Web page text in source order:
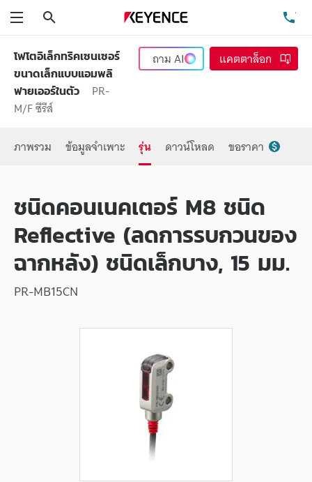
โฟโตอิเล็กทริคเซนเซอร์
ขนาดเล็กแบบแอมพลิ
ฟายเออร์ในตัว
PR-
M/F ซีรีส์
ถามAI แคตตาล็อก
ภาพรวม ข้อมูลจำเพาะ รุ่น ดาวน์โหลด ขอราคา
ชนิดคอนเนคเตอร์ M8 ชนิด
Reflective (ลดการรบกวนของ
ฉากหลัง) ชนิดเล็กบาง, 15 มม.
PR-MB15CN